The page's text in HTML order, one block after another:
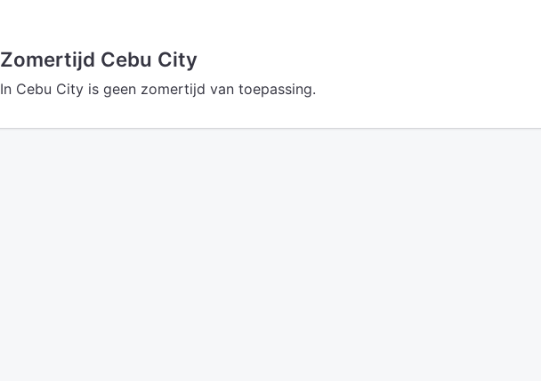
Zomertijd Cebu City
In Cebu City is geen zomertijd van toepassing.